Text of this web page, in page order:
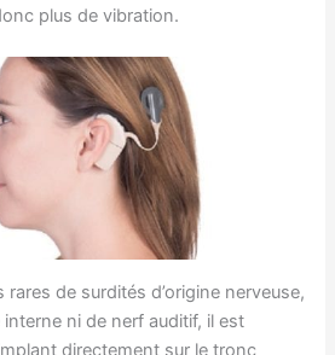
plus de vibration.
de surdités d’origine nerveuse,
interne ni de nerf auditif, il est
directement sur le tronc